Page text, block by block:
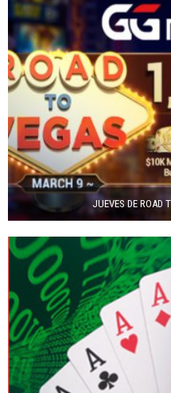
JUEVES DE ROAD